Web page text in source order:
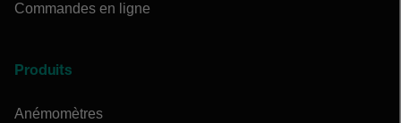
Commandes en ligne
Produits
Anémomètres